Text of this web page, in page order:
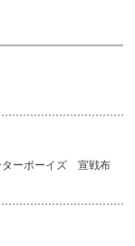
ーボーイズ 宣戦布